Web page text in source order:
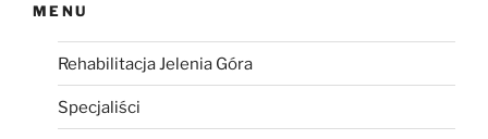
MENU
Rehabilitacja Jelenia Góra
Specjaliści